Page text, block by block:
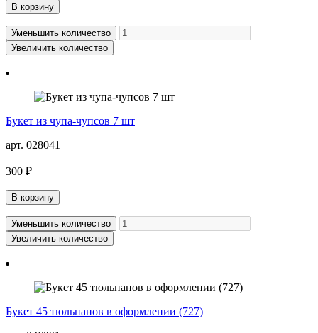
В корзину
Уменьшить количество
Увеличить количество
Букет из чупа-чупсов 7 шт
арт. 028041
300 ₽
В корзину
Уменьшить количество
Увеличить количество
Букет 45 тюльпанов в оформлении (727)